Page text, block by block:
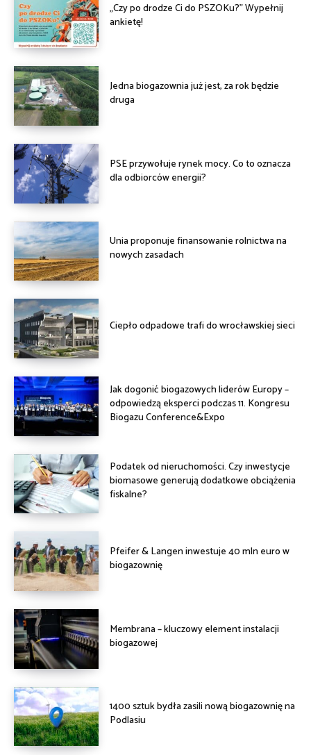
„Czy po drodze Ci do PSZOKu?” Wypełnij
ankietę!
Jedna biogazownia już jest, za rok będzie
druga
PSE przywołuje rynek mocy. Co to oznacza
dla odbiorców energii?
Unia proponuje finansowanie rolnictwa na
nowych zasadach
Ciepło odpadowe trafi do wrocławskiej sieci
Jak dogonić biogazowych liderów Europy –
odpowiedzą eksperci podczas 11. Kongresu
Biogazu Conference&Expo
Podatek od nieruchomości. Czy inwestycje
biomasowe generują dodatkowe obciążenia
fiskalne?
Pfeifer & Langen inwestuje 40 mln euro w
biogazownię
Membrana – kluczowy element instalacji
biogazowej
1400 sztuk bydła zasili nową biogazownię na
Podlasiu